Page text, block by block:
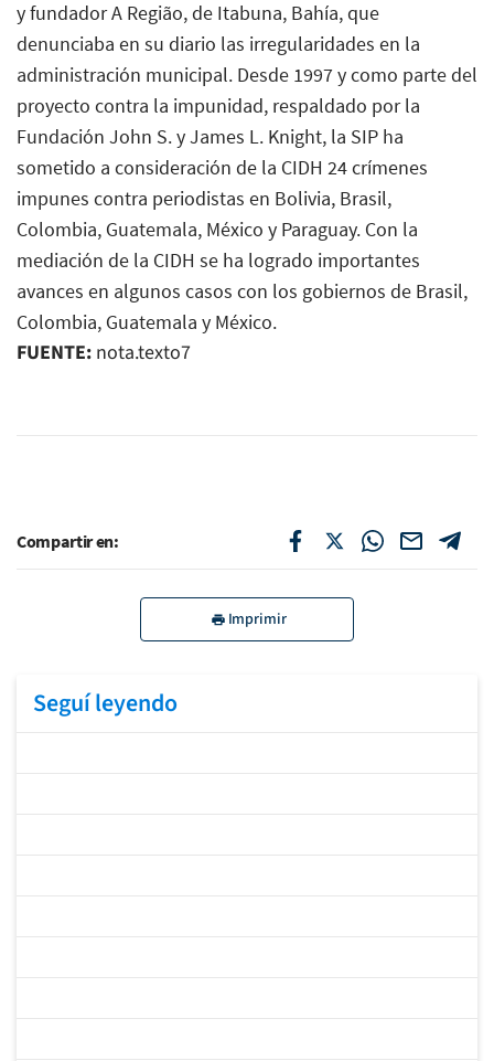
y fundador A Região, de Itabuna, Bahía, que
denunciaba en su diario las irregularidades en la
administración municipal. Desde 1997 y como parte del
proyecto contra la impunidad, respaldado por la
Fundación John S. y James L. Knight, la SIP ha
sometido a consideración de la CIDH 24 crímenes
impunes contra periodistas en Bolivia, Brasil,
Colombia, Guatemala, México y Paraguay. Con la
mediación de la CIDH se ha logrado importantes
avances en algunos casos con los gobiernos de Brasil,
Colombia, Guatemala y México.
FUENTE: nota.texto7
Compartir en:
Imprimir
Seguí leyendo